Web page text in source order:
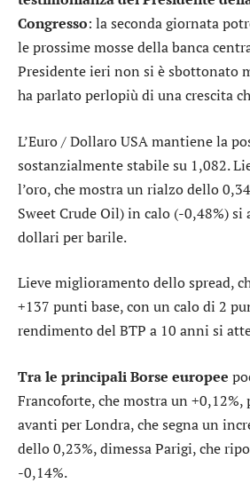
Congresso: la seconda giornata
le prossime mosse della banca
Presidente ieri non si è sbottonato
ha parlato perlopiù di una crescita
L’Euro / Dollaro USAmantiene la
sostanzialmente stabile su 1,082.
l’oro, che mostra un rialzo dello
Sweet Crude Oil) in calo (-0,48%) si
dollari per barile.
Lieve miglioramento dellospread,
+137 punti base, con un calo di 2
rendimento del BTP a 10 anni si
Tra le principali Borse europee
Francoforte, che mostra un
avanti perLondra, che segna un
dello 0,23%, dimessaParigi, che
-0,14%.